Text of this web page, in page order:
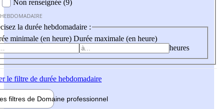
Non renseignée (9)
la durée hebdomadaire :
minimale (en heure) Durée maximale (en heure)
heures
le filtre de durée hebdomadaire
filtres de Domaine professionnel